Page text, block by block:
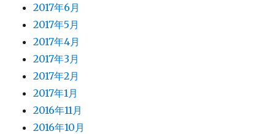
2017年6月
2017年5月
2017年4月
2017年3月
2017年2月
2017年1月
2016年11月
2016年10月